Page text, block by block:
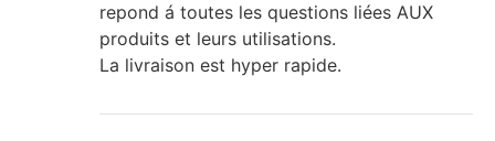
repond á toutes les questions liées AUX
produits et leurs utilisations.
La livraison est hyper rapide.